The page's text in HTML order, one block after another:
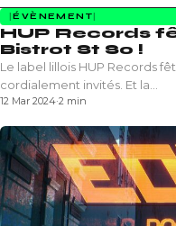
ÉVÈNEMENT
HUP Records
Bistrot St So !
Le label lillois HUP Records
cordialement invités. Et la…
12 Mar 2024·2 min